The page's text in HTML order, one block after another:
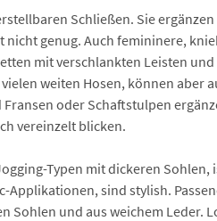
Schließen. Sie
genug. Auch femininere,
mit verschlankten Leisten
weiten Hosen, können aber
oder Schaftstulpen
vereinzelt blicken.
Typen mit dickeren Sohlen,
Applikationen, sind stylish.
Sohlen und aus weichem Leder.